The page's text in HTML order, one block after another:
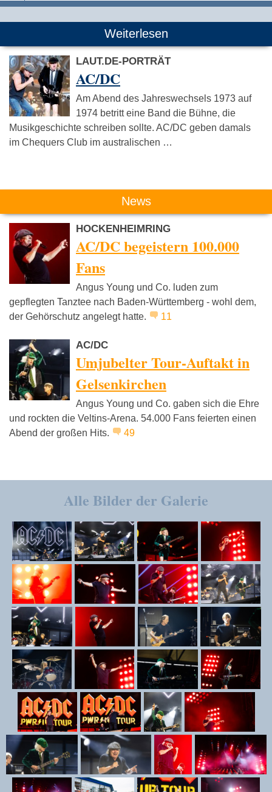
Weiterlesen
LAUT.DE-PORTRÄT
AC/DC
Am Abend des Jahreswechsels 1973 auf
1974 betritt eine Band die Bühne, die
Musikgeschichte schreiben sollte. AC/DC geben damals
im Chequers Club im australischen …
News
HOCKENHEIMRING
AC/DC begeistern 100.000
Fans
Angus Young und Co. luden zum
gepflegten Tanztee nach Baden-Württemberg - wohl dem,
der Gehörschutz angelegt hatte.
11
AC/DC
Umjubelter Tour-Auftakt in
Gelsenkirchen
Angus Young und Co. gaben sich die Ehre
und rockten die Veltins-Arena. 54.000 Fans feierten einen
Abend der großen Hits.
49
Alle Bilder der Galerie